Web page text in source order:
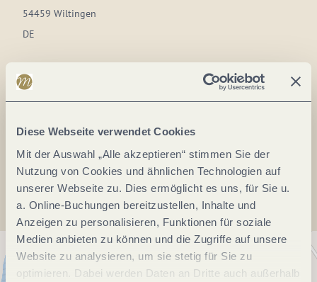
Diese Webseite verwendet Cookies
Mit der Auswahl „Alle akzeptieren“ stimmen Sie der
Nutzung von Cookies und ähnlichen Technologien auf
unserer Webseite zu. Dies ermöglicht es uns, für Sie u.
a. Online-Buchungen bereitzustellen, Inhalte und
Anzeigen zu personalisieren, Funktionen für soziale
Medien anbieten zu können und die Zugriffe auf unsere
Website zu analysieren, um sie stetig für Sie zu
optimieren. Dabei werden Daten an Dritte auch außerhalb
54459 Wiltingen
DE
Tel.:
E-Mail:
Anreise planen